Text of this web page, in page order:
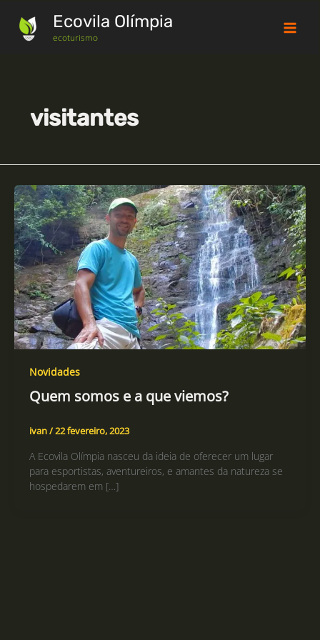
Ecovila Olímpia
ecoturismo
visitantes
Novidades
Quem somos e a que viemos?
ivan/22 fevereiro, 2023
A Ecovila Olímpia nasceu da ideia de oferecer um lugar
para esportistas, aventureiros, e amantes da natureza se
hospedarem em […]